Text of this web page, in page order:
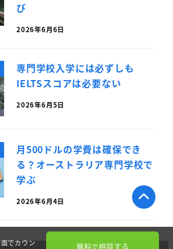
び
2026年6月6日
専門学校入学には必ずしも
IELTSスコアは必要ない
2026年6月5日
月500ドルの学費は確保でき
る？オーストラリア専門学校で
学ぶ
2026年6月4日
でカウン
無料で相談する